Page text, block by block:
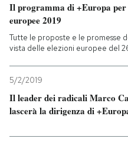
Il programma di +Europa per
europee 2019
Tutte le proposte e le promesse
vista delle elezioni europee del
5/2/2019
Il leader dei radicali Marco
lascerà la dirigenza di